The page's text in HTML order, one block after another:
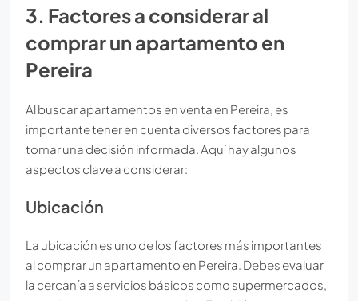
3. Factores a considerar al
comprar un apartamento en
Pereira
Al buscar apartamentos en venta en Pereira, es
importante tener en cuenta diversos factores para
tomar una decisión informada. Aquí hay algunos
aspectos clave a considerar:
Ubicación
La ubicación es uno de los factores más importantes
al comprar un apartamento en Pereira. Debes evaluar
la cercanía a servicios básicos como supermercados,